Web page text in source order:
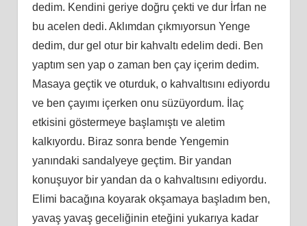
dedim. Kendini geriye doğru çekti ve dur İrfan ne
bu acelen dedi. Aklımdan çıkmıyorsun Yenge
dedim, dur gel otur bir kahvaltı edelim dedi. Ben
yaptım sen yap o zaman ben çay içerim dedim.
Masaya geçtik ve oturduk, o kahvaltısını ediyordu
ve ben çayımı içerken onu süzüyordum. İlaç
etkisini göstermeye başlamıştı ve aletim
kalkıyordu. Biraz sonra bende Yengemin
yanındaki sandalyeye geçtim. Bir yandan
konuşuyor bir yandan da o kahvaltısını ediyordu.
Elimi bacağına koyarak okşamaya başladım ben,
yavaş yavaş geceliğinin eteğini yukarıya kadar